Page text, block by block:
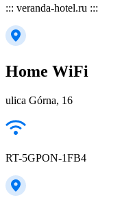
::: veranda-hotel.ru :::
Home WiFi
ulica Górna, 16
RT-5GPON-1FB4